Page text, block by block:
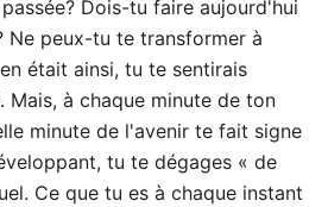
Dois-tu faire aujourd'hui
Ne peux-tu te transformer à
était ainsi, tu te sentirais
Mais, à chaque minute de ton
minute de l'avenir te fait signe
tu te dégages « de
Ce que tu es à chaque instant